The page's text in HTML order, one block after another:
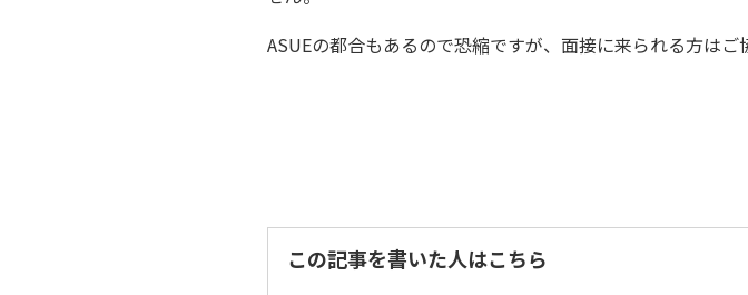
ASUEの都合もあるので恐縮ですが、面接に来られる方はご
この記事を書いた人はこちら